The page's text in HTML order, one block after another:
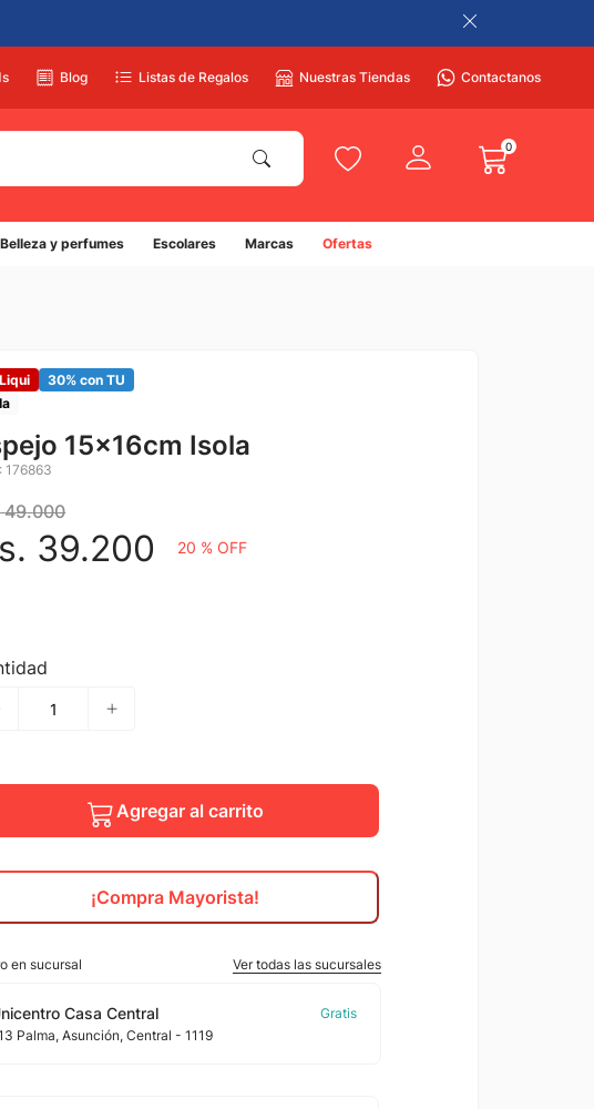
Blog Listas de Regalos Nuestras Tiendas Contactanos
más... 0
Belleza y perfumes Escolares Marcas Ofertas
30% con TU
15x16cm Isola
: 176863
49.000
39.200 20 % OFF
Agregar al carrito
¡Compra Mayorista!
en sucursal Ver todas las sucursales
Casa Central
Palma, Asunción, Central - 1119